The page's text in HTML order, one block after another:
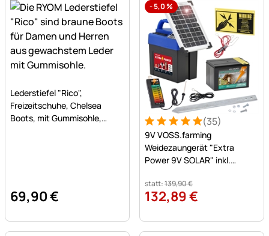
Noch keine Bewertungen abgegeben
Lederstiefel "Rico",
Freizeitschuhe, Chelsea
Boots, mit Gummisohle,
69,90€
-5,0%
Bewertung: 5 von 5 (35
35 Bewertungen
(35)
9V VOSS.farming
Weidezaungerät "Extra
Power 9V SOLAR" inkl.
statt:139,90€
132,89€